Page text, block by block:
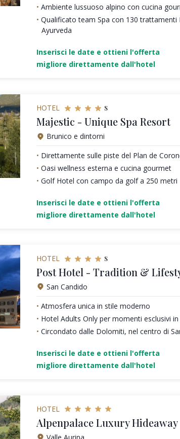
Ambiente lussuoso alpino con cucina
Qualificato team Spa con 130 trattamenti
Ayurveda
Inserisci le date e ottieni l'offerta
migliore direttamente dall'hotel
HOTEL s
Majestic - Unique Spa Resort
Brunico e dintorni
Direttamente sulle piste del Plan de
Oasi wellness esterna e cucina gourmet
Golf Hotel con campo da golf a 250 metri
Inserisci le date e ottieni l'offerta
migliore direttamente dall'hotel
HOTEL s
Post Hotel - Tradition &
San Candido
Atmosfera unica in stile moderno
Hotel Adults Only per momenti esclusivi
Circondato dalle Dolomiti, nel centro di
Inserisci le date e ottieni l'offerta
migliore direttamente dall'hotel
HOTEL
Alpenpalace Luxury Hideaway